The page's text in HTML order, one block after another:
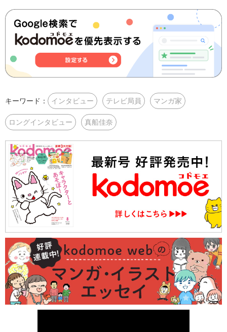
キーワード： インタビュー テレビ局員 マンガ家
ロングインタビュー 真船佳奈